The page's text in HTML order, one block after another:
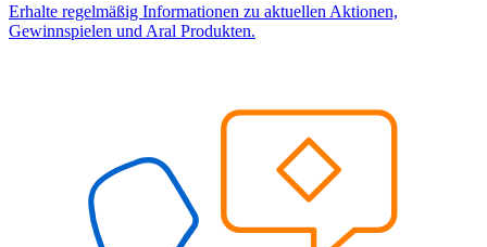
Erhalte regelmäßig Informationen zu aktuellen Aktionen,
Gewinnspielen und Aral Produkten.